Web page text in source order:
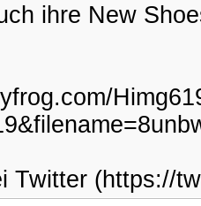
ihre New
Twitter (https://